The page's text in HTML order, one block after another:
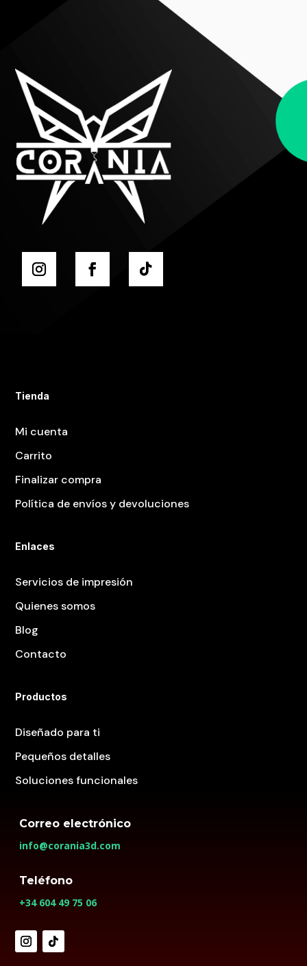
Tienda
Mi cuenta
Carrito
Finalizar compra
Política de envíos y devoluciones
Enlaces
Servicios de impresión
Quienes somos
Blog
Contacto
Productos
Diseñado para ti
Pequeños detalles
Soluciones funcionales
Correo electrónico
info@corania3d.com
Teléfono
+34 604 49 75 06